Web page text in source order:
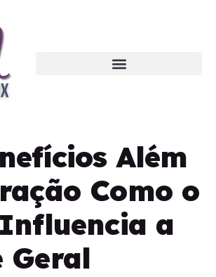
Além
Como o
a
Geral